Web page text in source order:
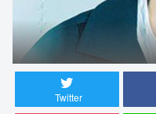
Twitter